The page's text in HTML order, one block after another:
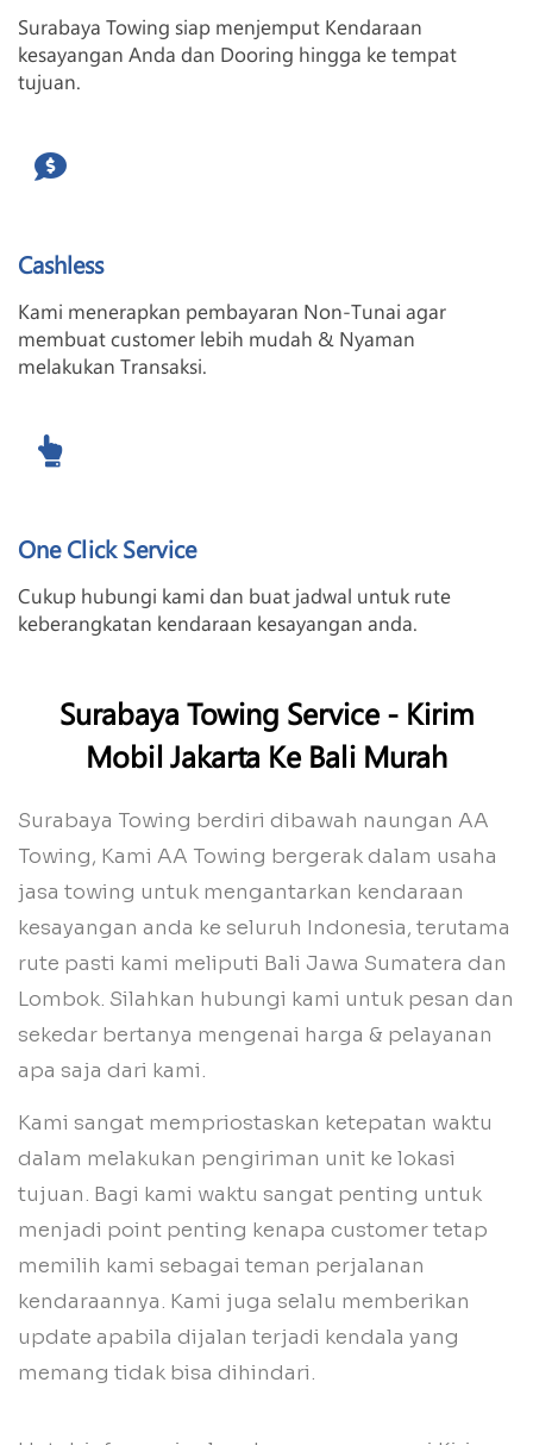
Surabaya Towing siap menjemput Kendaraan
kesayangan Anda dan Dooring hingga ke tempat
tujuan.
Cashless
Kami menerapkan pembayaran Non-Tunai agar
membuat customer lebih mudah & Nyaman
melakukan Transaksi.
One Click Service
Cukup hubungi kami dan buat jadwal untuk rute
keberangkatan kendaraan kesayangan anda.
Surabaya Towing Service - Kirim
Mobil Jakarta Ke Bali Murah
Surabaya Towing berdiri dibawah naungan AA
Towing, Kami AA Towing bergerak dalam usaha
jasa towing untuk mengantarkan kendaraan
kesayangan anda ke seluruh Indonesia, terutama
rute pasti kami meliputi Bali Jawa Sumatera dan
Lombok. Silahkan hubungi kami untuk pesan dan
sekedar bertanya mengenai harga & pelayanan
apa saja dari kami.
Kami sangat mempriostaskan ketepatan waktu
dalam melakukan pengiriman unit ke lokasi
tujuan. Bagi kami waktu sangat penting untuk
menjadi point penting kenapa customer tetap
memilih kami sebagai teman perjalanan
kendaraannya. Kami juga selalu memberikan
update apabila dijalan terjadi kendala yang
memang tidak bisa dihindari.